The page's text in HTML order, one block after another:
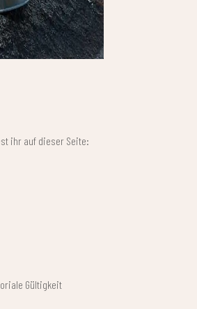
ihr auf dieser Seite:
Gültigkeit